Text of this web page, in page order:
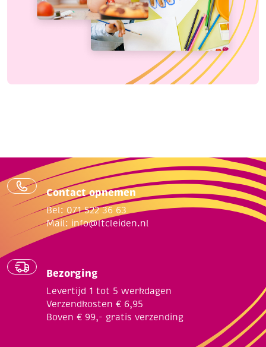
Contact opnemen
Bel: 071 522 36 63
Mail: info@ltcleiden.nl
Bezorging
Levertijd 1 tot 5 werkdagen
Verzendkosten € 6,95
Boven € 99,- gratis verzending